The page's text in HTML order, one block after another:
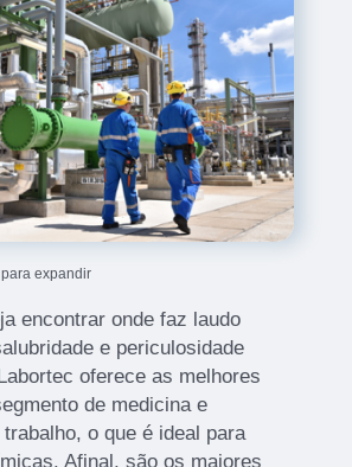
expandir
encontrar onde faz laudo
e periculosidade
oferece as melhores
de medicina e
o que é ideal para
Afinal, são os maiores